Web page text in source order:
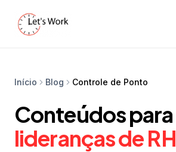
Início Blog Controle de Ponto
Conteúdos para
lideranças de RH